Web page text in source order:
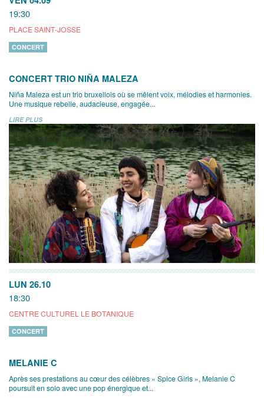
19:30
PLACE SAINT-JOSSE
CONCERT
CONCERT TRIO NIÑA MALEZA
Niña Maleza est un trio bruxellois où se mêlent voix, mélodies et harmonies.
Une musique rebelle, audacieuse, engagée...
LIRE PLUS
LUN 26.10
18:30
CENTRE CULTUREL LE BOTANIQUE
CONCERT
MELANIE C
Après ses prestations au cœur des célèbres « Spice Girls », Melanie C
poursuit en solo avec une pop énergique et...